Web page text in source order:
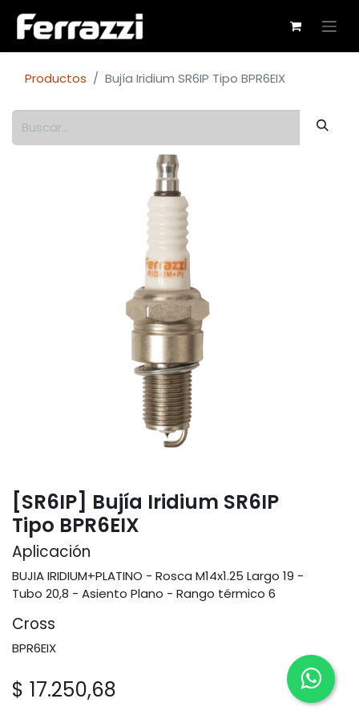
Productos Bujía Iridium SR6IP Tipo BPR6EIX
[SR6IP] Bujía Iridium SR6IP
Tipo BPR6EIX
Aplicación
BUJIA IRIDIUM+PLATINO - Rosca M14x1.25 Largo 19 -
Tubo 20,8 - Asiento Plano - Rango térmico 6
Cross
BPR6EIX
$ 17.250,68